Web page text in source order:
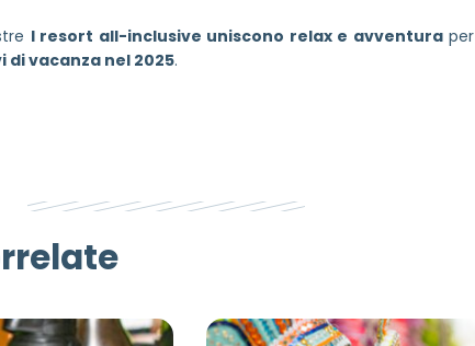
I resort all-inclusive uniscono relax e avventuraper
vacanza nel 2025.